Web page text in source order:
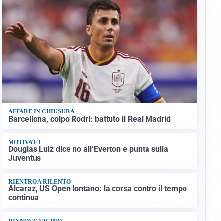
AFFARE IN CHIUSURA
Barcellona, colpo Rodri: battuto il Real Madrid
MOTIVATO
Douglas Luiz dice no all’Everton e punta sulla
Juventus
RIENTRO A RILENTO
Alcaraz, US Open lontano: la corsa contro il tempo
continua